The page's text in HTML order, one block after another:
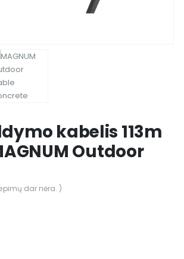
kabelis 113m
Outdoor
dar nėra. )